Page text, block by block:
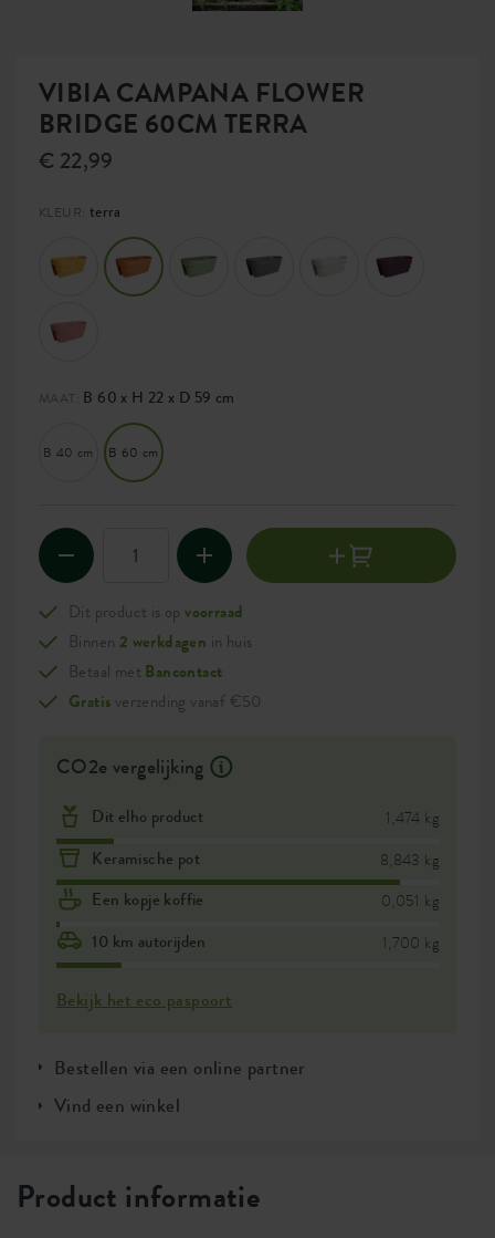
VIBIA CAMPANA FLOWER
BRIDGE 60CM TERRA
€ 22,99
KLEUR: terra
MAAT: B 60 x H 22 x D 59 cm
B 40 cm B 60 cm
Dit product is opvoorraad
Binnen 2 werkdagen in huis
Betaal met Bancontact
Gratis verzending vanaf €50
CO2e vergelijking
Dit elho product 1,474 kg
Keramische pot 8,843 kg
Een kopje koffie 0,051 kg
10 km autorijden 1,700 kg
Bekijk het eco paspoort
Bestellen via een online partner
Vind een winkel
Product informatie